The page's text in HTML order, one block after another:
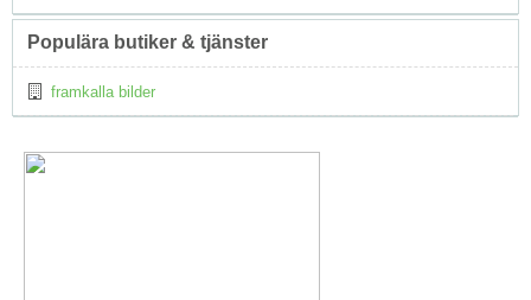
Populära butiker & tjänster
framkalla bilder